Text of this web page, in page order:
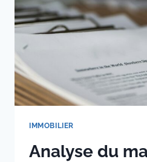
IMMOBILIER
Analyse du